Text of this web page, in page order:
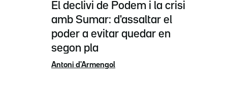
El declivi de Podem i la crisi
amb Sumar: d'assaltar el
poder a evitar quedar en
segon pla
Antoni d'Armengol